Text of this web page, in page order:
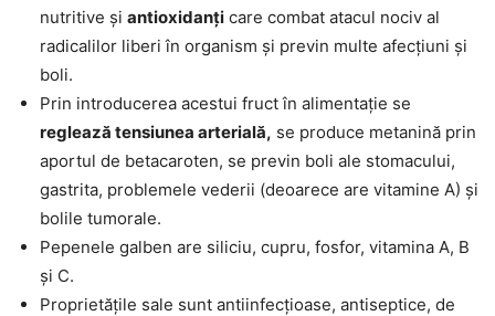
nutritive și antioxidanți care combat atacul nociv al
radicalilor liberi în organism și previn multe afecțiuni și
boli.
Prin introducerea acestui fruct în alimentație se
reglează tensiunea arterială, se produce metanină prin
aportul de betacaroten, se previn boli ale stomacului,
gastrita, problemele vederii (deoarece are vitamine A) și
bolile tumorale.
Pepenele galben are siliciu, cupru, fosfor, vitamina A, B
și C.
Proprietățile sale sunt antiinfecțioase, antiseptice, de